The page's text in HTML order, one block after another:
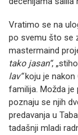
Vratimo se na
po svemu što se
mastermaind
tako jasan“,
lav“koju je nakon
familija. Možda je
poznaju se njih
predavanja u
tadašnji mladi